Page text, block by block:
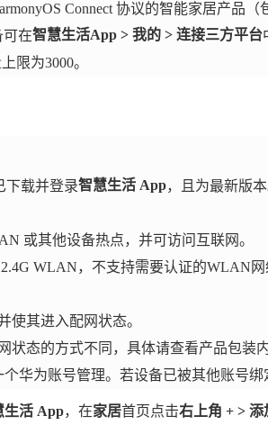
Connect 协议的智能家居产品（
在智慧生活App > 我的 > 连接三方平台
限为3000。
下载并登录智慧生活 App，且为最新版本
或其他设备热点，并可访问互联网。
WLAN，不支持需要认证的WLAN
使其进入配网状态。
状态的方式不同，具体请查看产品包装
个华为账号管理。若设备已被其他账号
生活 App，在家居首页点击右上角 + > 添